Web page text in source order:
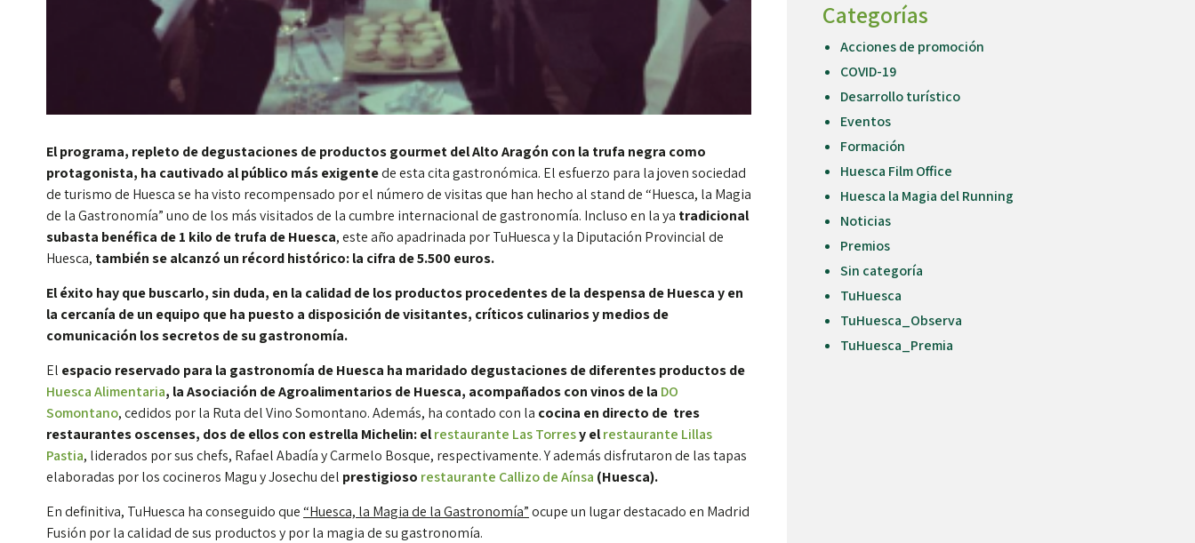
El programa, repleto de degustaciones de productos gourmet del Alto Aragón con la trufa negra como
protagonista, ha cautivado al público más exigentede esta cita gastronómica. El esfuerzo para la joven sociedad
de turismo de Huesca se ha visto recompensado por el número de visitas que han hecho al stand de “Huesca, la Magia
de la Gastronomía” uno de los más visitados de la cumbre internacional de gastronomía. Incluso en la ya tradicional
subasta benéfica de 1 kilo de trufa de Huesca, este año apadrinada por TuHuesca y la Diputación Provincial de
Huesca, también se alcanzó un récord histórico: la cifra de 5.500 euros.
El éxito hay que buscarlo, sin duda, en la calidad de los productos procedentes de la despensa de Huesca y en
la cercanía de un equipo que ha puesto a disposición de visitantes, críticos culinarios y medios de
comunicación los secretos de su gastronomía.
El espacio reservado para la gastronomía de Huesca ha maridado degustaciones de diferentes productos de
Huesca Alimentaria, la Asociación de Agroalimentarios de Huesca, acompañados con vinos de la DO
Somontano, cedidos por la Ruta del Vino Somontano. Además, ha contado con la cocina en directo de tres
restaurantes oscenses, dos de ellos con estrella Michelin: elrestaurante Las Torresy elrestaurante Lillas
Pastia, liderados por sus chefs, Rafael Abadía y Carmelo Bosque, respectivamente. Y además disfrutaron de las tapas
elaboradas por los cocineros Magu y Josechu del prestigioso restaurante Callizo de Aínsa (Huesca).
En definitiva, TuHuesca ha conseguido que“Huesca, la Magia de la Gastronomía”ocupe un lugar destacado en Madrid
Fusión por la calidad de sus productos y por la magia de su gastronomía.
Categorías
Acciones de promoción
COVID-19
Desarrollo turístico
Eventos
Formación
Huesca Film Office
Huesca la Magia del Running
Noticias
Premios
Sin categoría
TuHuesca
TuHuesca_Observa
TuHuesca_Premia